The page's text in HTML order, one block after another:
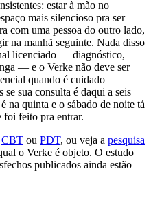
estar à mão no
mais silencioso pra ser
com uma pessoa do outro lado,
na manhã seguinte. Nada disso
licenciado — diagnóstico,
— e o Verke não deve ser
quando é cuidado
se sua consulta é daqui a seis
na quinta e o sábado de noite tá
foi feito pra entrar.
CBT ou PDT, ou veja a pesquisa
o Verke é objeto. O estudo
publicados ainda estão